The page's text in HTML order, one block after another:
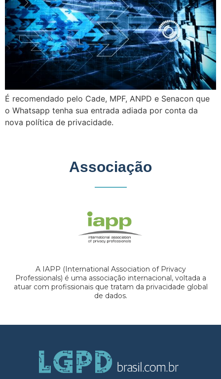
É recomendado pelo Cade, MPF, ANPD e Senacon que
o Whatsapp tenha sua entrada adiada por conta da
nova política de privacidade.
Associação
A IAPP (International Association of Privacy
Professionals) é uma associação internacional, voltada a
atuar com profissionais que tratam da privacidade global
de dados.